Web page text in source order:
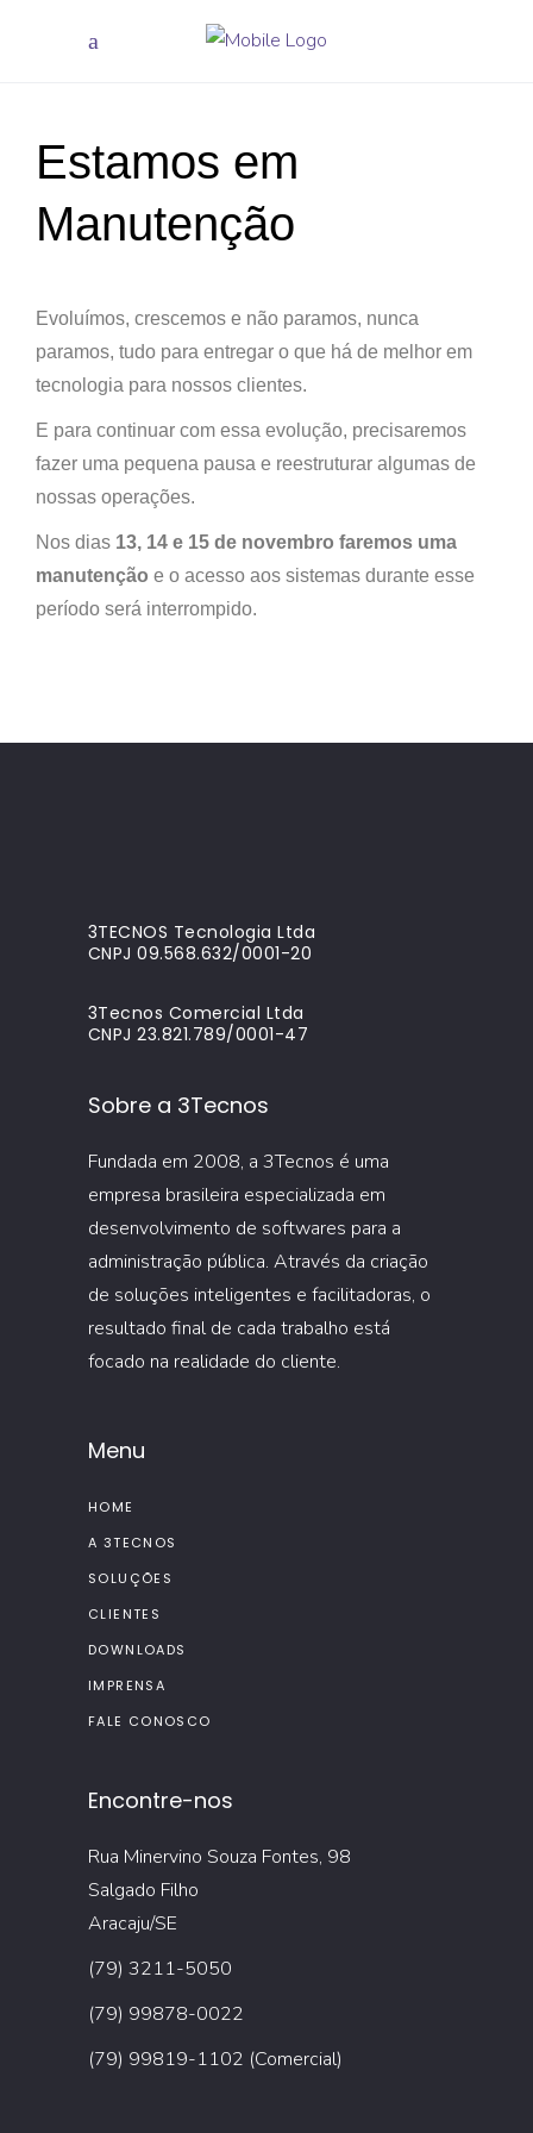
Estamos em
Manutenção
Evoluímos, crescemos e não paramos, nunca
paramos, tudo para entregar o que há de melhor em
tecnologia para nossos clientes.
E para continuar com essa evolução, precisaremos
fazer uma pequena pausa e reestruturar algumas de
nossas operações.
Nos dias 13, 14 e 15 de novembro faremos uma
manutenção e o acesso aos sistemas durante esse
período será interrompido.
3TECNOS Tecnologia Ltda
CNPJ 09.568.632/0001-20
3Tecnos Comercial Ltda
CNPJ 23.821.789/0001-47
Sobre a 3Tecnos
Fundada em 2008, a 3Tecnos é uma
empresa brasileira especializada em
desenvolvimento de softwares para a
administração pública. Através da criação
de soluções inteligentes e facilitadoras, o
resultado final de cada trabalho está
focado na realidade do cliente.
Menu
HOME
A 3TECNOS
SOLUÇÕES
CLIENTES
DOWNLOADS
IMPRENSA
FALE CONOSCO
Encontre-nos
Rua Minervino Souza Fontes, 98
Salgado Filho
Aracaju/SE
(79) 3211-5050
(79) 99878-0022
(79) 99819-1102 (Comercial)